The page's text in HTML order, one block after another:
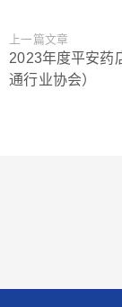
上一篇文章
2023年度平安药
通行业协会）